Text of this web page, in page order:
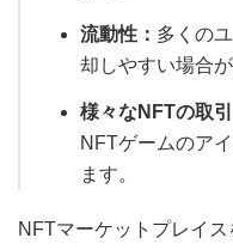
流動性： 多くの
却しやすい場合が
様々なNFTの取引
NFTゲームのア
ます。
NFTマーケットプレイ